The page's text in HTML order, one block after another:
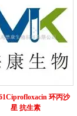
环丙沙
星 抗生素